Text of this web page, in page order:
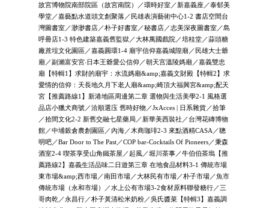
故宮博物院南部院區（故宮南院）／環時好室／新嘉義座／泰郁美
學堂／嘉藝點水道頭文創聚落／民雄表演藝術中心1-2 書店空間台
灣圖書室／渺渺書店／朴子好書室／秘書店／志美深夜圖書室／島
呼冊店1-3 特色建築嘉義舊監獄／大林萬國戲院／培桂堂／蒜頭糖
廠蔗埕文化園區／嘉義圓環1-4 廟宇信仰嘉義城隍廟／民雄大士爺
廟／副瀨富安宮‧日本王爺愛公信仰／朝天宫溫陵媽廟／嘉義雙忠
廟【特輯1】求財的廟宇：水流媽廟&amp;嘉義文財殿【特輯2】求
愛情的信仰：天長地久月下老人廟&amp;崎頂大福興宮&amp;配天
宮【推薦路線1】新港地區周邊第二章 選物與生活美學2-1 風格選
品店小獵犬商號／洽順選庒 舊時好物／JxAcces | 日系雜貨／拾筆
／拾間文化2-2 新舊交融七星藥局／新華美西裝社／台灣花磚博物
館／中埔穀倉農創園區／內海／木商珈琲2-3 來點酒精CASA／聰
明吧／Bar Door to The Past／COP bar-Cocktails Of Pioneers／秉森
酒室2-4 喫茶享受山角鐵茶屋／起風／堀川茶事／牛伯伯茶塢【推
薦路線2】嘉義生活品味二日遊第三章 在地食品材料3-1 傳統市場
東市場&amp;西市場／南田市場／大林民有市場／朴子市場／魚市
傳統市場（永和市場）／水上公有市場3-2食材原料聯發糖行／三
哥肉乾／永昌行／朴子黃清松米奶粉／吳氏醬菜【特輯3】嘉義調